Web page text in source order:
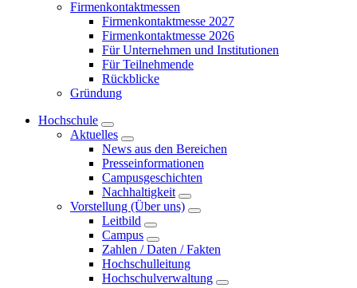
Firmenkontaktmessen
Firmenkontaktmesse 2027
Firmenkontaktmesse 2026
Für Unternehmen und Institutionen
Für Teilnehmende
Rückblicke
Gründung
Hochschule
Aktuelles
News aus den Bereichen
Presseinformationen
Campusgeschichten
Nachhaltigkeit
Vorstellung (Über uns)
Leitbild
Campus
Zahlen / Daten / Fakten
Hochschulleitung
Hochschulverwaltung